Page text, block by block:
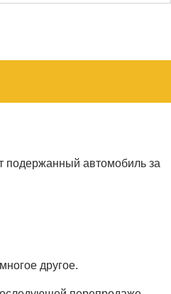
подержанный автомобиль за
другое.